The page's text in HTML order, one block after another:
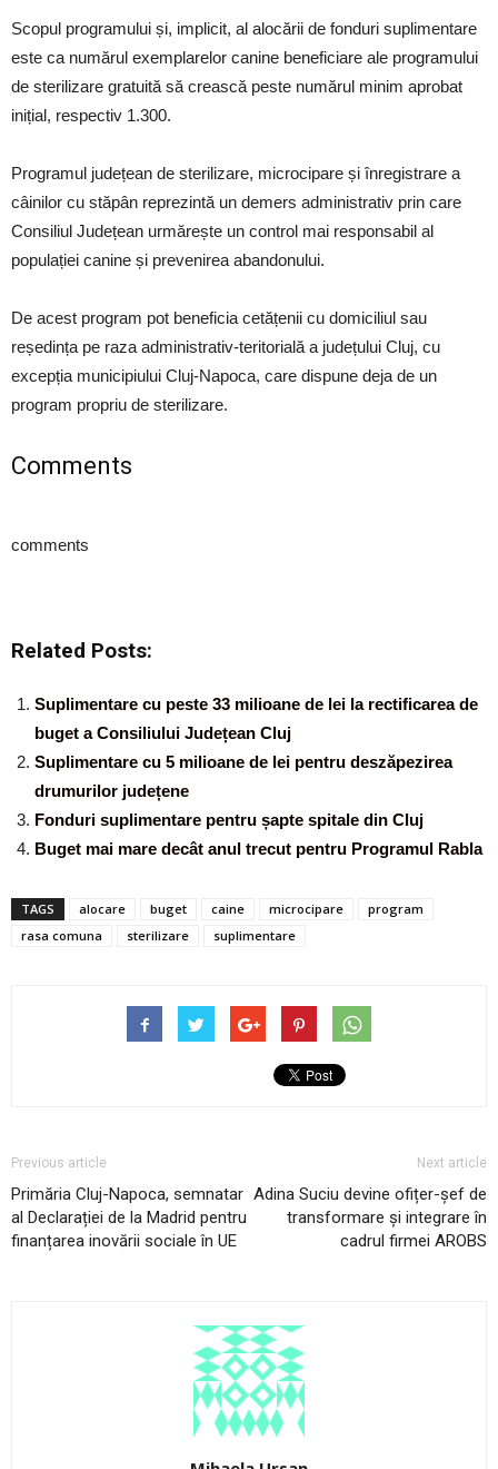
Scopul programului și, implicit, al alocării de fonduri suplimentare
este ca numărul exemplarelor canine beneficiare ale programului
de sterilizare gratuită să crească peste numărul minim aprobat
inițial, respectiv 1.300.
Programul județean de sterilizare, microcipare și înregistrare a
câinilor cu stăpân reprezintă un demers administrativ prin care
Consiliul Județean urmărește un control mai responsabil al
populației canine și prevenirea abandonului.
De acest program pot beneficia cetățenii cu domiciliul sau
reședința pe raza administrativ-teritorială a județului Cluj, cu
excepția municipiului Cluj-Napoca, care dispune deja de un
program propriu de sterilizare.
Comments
comments
Related Posts:
Suplimentare cu peste 33 milioane de lei la rectificarea de
buget a Consiliului Județean Cluj
Suplimentare cu 5 milioane de lei pentru deszăpezirea
drumurilor județene
Fonduri suplimentare pentru șapte spitale din Cluj
Buget mai mare decât anul trecut pentru Programul Rabla
TAGS alocare buget caine microcipare
program
rasa comuna
sterilizare suplimentare
Previous article
Primăria Cluj-Napoca, semnatar
al Declarației de la Madrid pentru
finanțarea inovării sociale în UE
Next article
Adina Suciu devine ofițer-șef de
transformare și integrare în
cadrul firmei AROBS